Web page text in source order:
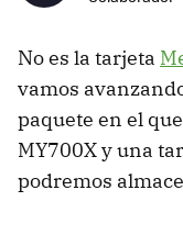
No es la tarjeta
vamos
paquete en el
MY700X y una
podremos